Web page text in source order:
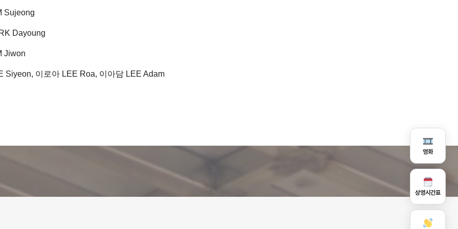
Sujeong
Dayoung
Jiwon
Siyeon, 이로아 LEE Roa, 이아담 LEE Adam
영화
상영시간표